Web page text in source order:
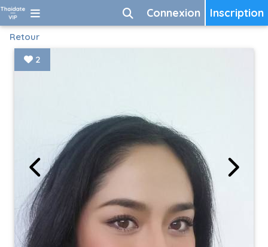
Inscription
Connexion
Retour
2